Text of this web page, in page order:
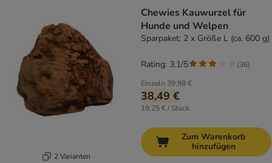
2 Varianten
Chewies Kauwurzel für
Hunde und Welpen
Sparpaket: 2 x Größe L (ca. 600 g)
Einzeln 39,98 €
38,49 €
19,25 € / Stück
Rating: 3.1/5 (36)
Zum Warenkorb
hinzufügen